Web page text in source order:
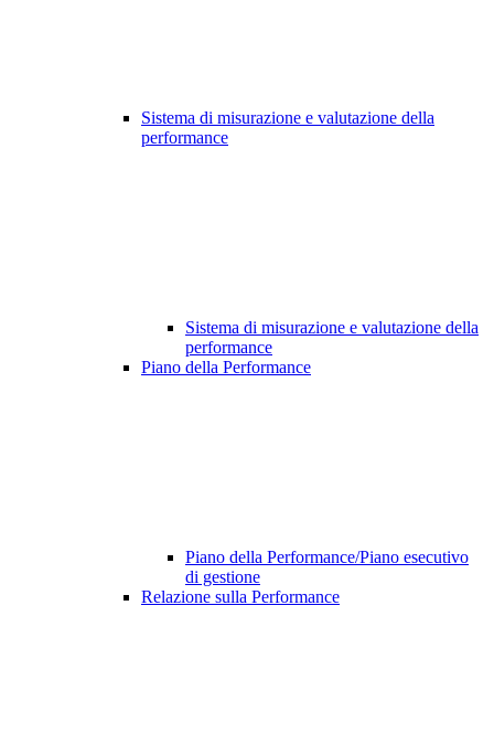
Sistema di misurazione e valutazione della
performance
Sistema di misurazione e valutazione della
performance
Piano della Performance
Piano della Performance/Piano esecutivo
di gestione
Relazione sulla Performance